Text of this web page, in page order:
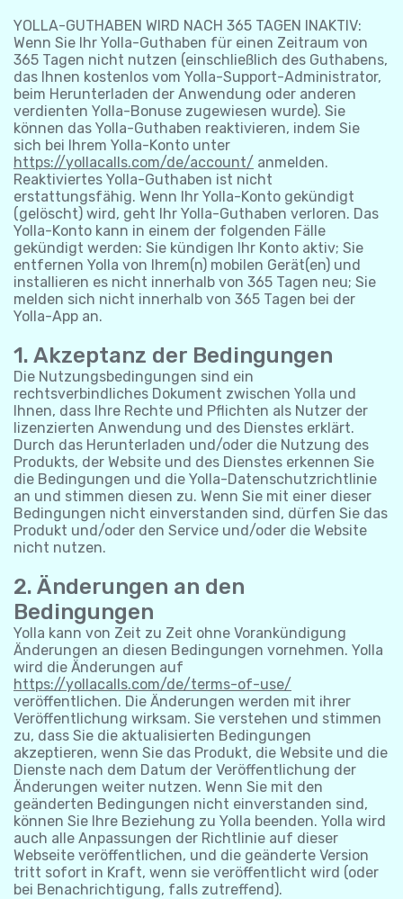
YOLLA-GUTHABEN WIRD NACH 365 TAGEN INAKTIV:
Wenn Sie Ihr Yolla-Guthaben für einen Zeitraum von
365 Tagen nicht nutzen (einschließlich des Guthabens,
das Ihnen kostenlos vom Yolla-Support-Administrator,
beim Herunterladen der Anwendung oder anderen
verdienten Yolla-Bonuse zugewiesen wurde). Sie
können das Yolla-Guthaben reaktivieren, indem Sie
sich bei Ihrem Yolla-Konto unter
https://yollacalls.com/de/account/ anmelden.
Reaktiviertes Yolla-Guthaben ist nicht
erstattungsfähig. Wenn Ihr Yolla-Konto gekündigt
(gelöscht) wird, geht Ihr Yolla-Guthaben verloren. Das
Yolla-Konto kann in einem der folgenden Fälle
gekündigt werden: Sie kündigen Ihr Konto aktiv; Sie
entfernen Yolla von Ihrem(n) mobilen Gerät(en) und
installieren es nicht innerhalb von 365 Tagen neu; Sie
melden sich nicht innerhalb von 365 Tagen bei der
Yolla-App an.
1. Akzeptanz der Bedingungen
Die Nutzungsbedingungen sind ein
rechtsverbindliches Dokument zwischen Yolla und
Ihnen, dass Ihre Rechte und Pflichten als Nutzer der
lizenzierten Anwendung und des Dienstes erklärt.
Durch das Herunterladen und/oder die Nutzung des
Produkts, der Website und des Dienstes erkennen Sie
die Bedingungen und die Yolla-Datenschutzrichtlinie
an und stimmen diesen zu. Wenn Sie mit einer dieser
Bedingungen nicht einverstanden sind, dürfen Sie das
Produkt und/oder den Service und/oder die Website
nicht nutzen.
2. Änderungen an den
Bedingungen
Yolla kann von Zeit zu Zeit ohne Vorankündigung
Änderungen an diesen Bedingungen vornehmen. Yolla
wird die Änderungen auf
https://yollacalls.com/de/terms-of-use/
veröffentlichen. Die Änderungen werden mit ihrer
Veröffentlichung wirksam. Sie verstehen und stimmen
zu, dass Sie die aktualisierten Bedingungen
akzeptieren, wenn Sie das Produkt, die Website und die
Dienste nach dem Datum der Veröffentlichung der
Änderungen weiter nutzen. Wenn Sie mit den
geänderten Bedingungen nicht einverstanden sind,
können Sie Ihre Beziehung zu Yolla beenden. Yolla wird
auch alle Anpassungen der Richtlinie auf dieser
Webseite veröffentlichen, und die geänderte Version
tritt sofort in Kraft, wenn sie veröffentlicht wird (oder
bei Benachrichtigung, falls zutreffend).